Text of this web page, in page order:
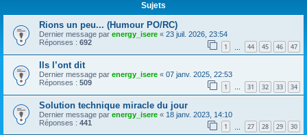
Sujets
Rions un peu... (Humour PO/RC)
Dernier message par energy_isere « 23 juil. 2026, 23:54
Réponses : 692 1 44 45 46 47
Ils l’ont dit
Dernier message par energy_isere « 07 janv. 2025, 22:53
Réponses : 509 1 … 31 32 33 34
Solution technique miracle du jour
Dernier message par energy_isere « 18 janv. 2023, 14:10
Réponses : 441 1 27 28 29 30